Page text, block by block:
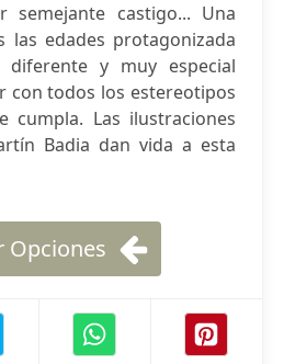
semejante castigo... Una
las edades protagonizada
y muy especial
con todos los estereotipos
cumpla. Las ilustraciones
Badia dan vida a esta
Opciones